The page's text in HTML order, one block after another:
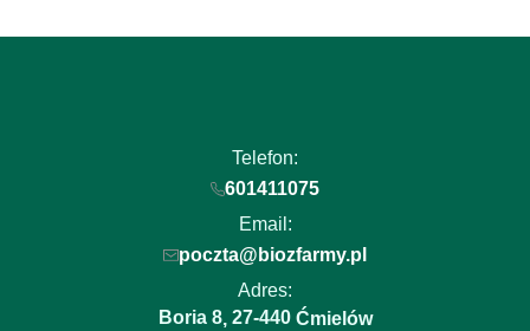
Telefon:
601411075
Email:
poczta@biozfarmy.pl
Adres:
Boria 8, 27-440Ćmielów